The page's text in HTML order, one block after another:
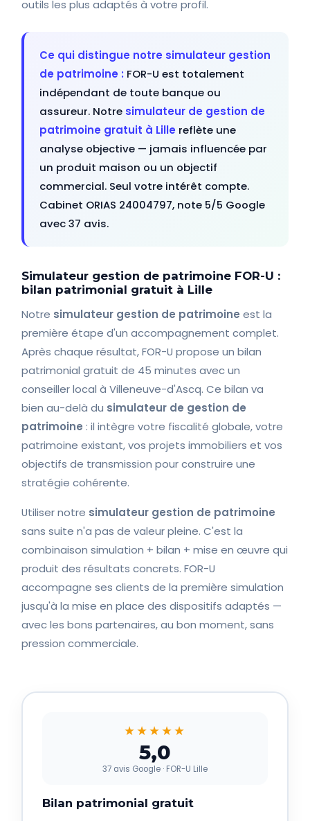
outils les plus adaptés à votre profil.
Ce qui distingue notre simulateur gestion
de patrimoine : FOR-U est totalement
indépendant de toute banque ou
assureur. Notre simulateur de gestion de
patrimoine gratuit à Lille reflète une
analyse objective — jamais influencée par
un produit maison ou un objectif
commercial. Seul votre intérêt compte.
Cabinet ORIAS 24004797, note 5/5 Google
avec 37 avis.
Simulateur gestion de patrimoine FOR-U :
bilan patrimonial gratuit à Lille
Notre simulateur gestion de patrimoine est la
première étape d'un accompagnement complet.
Après chaque résultat, FOR-U propose un bilan
patrimonial gratuit de 45 minutes avec un
conseiller local à Villeneuve-d'Ascq. Ce bilan va
bien au-delà du simulateur de gestion de
patrimoine : il intègre votre fiscalité globale, votre
patrimoine existant, vos projets immobiliers et vos
objectifs de transmission pour construire une
stratégie cohérente.
Utiliser notre simulateur gestion de patrimoine
sans suite n'a pas de valeur pleine. C'est la
combinaison simulation + bilan + mise en œuvre qui
produit des résultats concrets. FOR-U
accompagne ses clients de la première simulation
jusqu'à la mise en place des dispositifs adaptés —
avec les bons partenaires, au bon moment, sans
pression commerciale.
★★★★★
5,0
37 avis Google · FOR-U Lille
Bilan patrimonial gratuit